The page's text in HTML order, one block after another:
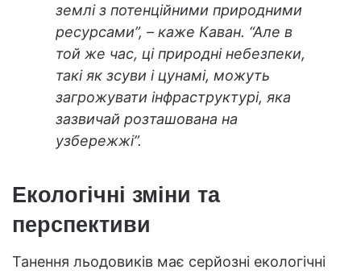
землі з потенційними природними
ресурсами”, – каже Каван. “Але в
той же час, ці природні небезпеки,
такі як зсуви і цунамі, можуть
загрожувати інфраструктурі, яка
зазвичай розташована на
узбережжі”.
Екологічні зміни та
перспективи
Танення льодовиків має серйозні екологічні